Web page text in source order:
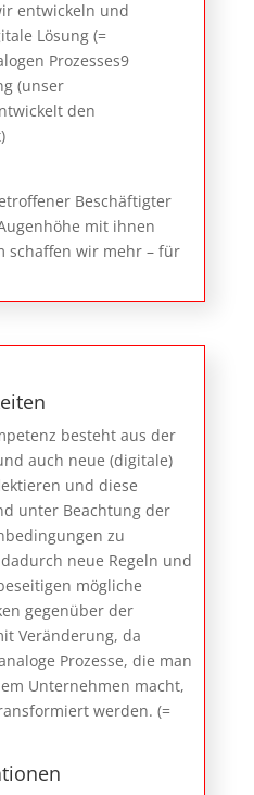
entwickeln und
Lösung (=
Prozesses9
(unser
den
Beschäftigter
mit ihnen
schaffen wir mehr – für
besteht aus der
auch neue (digitale)
und diese
unter Beachtung der
zu
neue Regeln und
mögliche
gegenüber der
Veränderung, da
Prozesse, die man
Unternehmen macht,
werden. (=